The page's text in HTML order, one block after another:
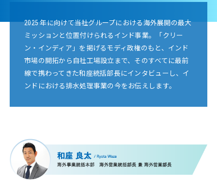
2025 年に向けて当社グループにおける海外展開の最大
ミッションと位置付けられるインド事業。「クリー
ン・インディア」を掲げるモディ政権のもと、インド
市場の開拓から自社工場設立まで、そのすべてに最前
線で携わってきた和座統括部長にインタビューし、イ
ンドにおける排水処理事業の今をお伝えします。